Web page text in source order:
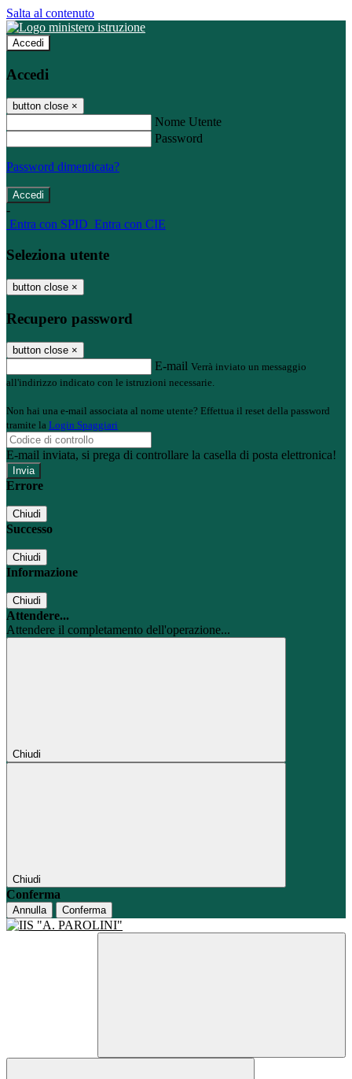
Salta al contenuto
Accedi
Accedi
button close ×
Nome Utente
Password
Password dimenticata?
-
Entra con SPID Entra con CIE
Seleziona utente
button close ×
Recupero password
button close ×
E-mail Verrà inviato un messaggio
all'indirizzo indicato con le istruzioni necessarie.
Non hai una e-mail associata al nome utente? Effettua il reset della password
tramite la Login Spaggiari
E-mail inviata, si prega di controllare la casella di posta elettronica!
Errore
Chiudi
Successo
Chiudi
Informazione
Chiudi
Attendere...
Attendere il completamento dell'operazione...
Chiudi
Chiudi
Conferma
Annulla Conferma